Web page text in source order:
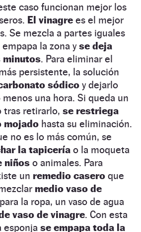
caso funcionan mejor los
El vinagre es el mejor
Se mezcla a partes iguales
la zona yse deja
minutos. Para eliminar el
persistente, la solución
sódico y dejarlo
una hora. Si queda un
tras retirarlo, se restriega
mojado hasta su eliminación.
no es lo más común, se
la tapicería o la moqueta
niños o animales. Para
un remedio casero que
medio vaso de
para la ropa, un vaso de agua
vaso de vinagre. Con esta
esponja se empapa toda la